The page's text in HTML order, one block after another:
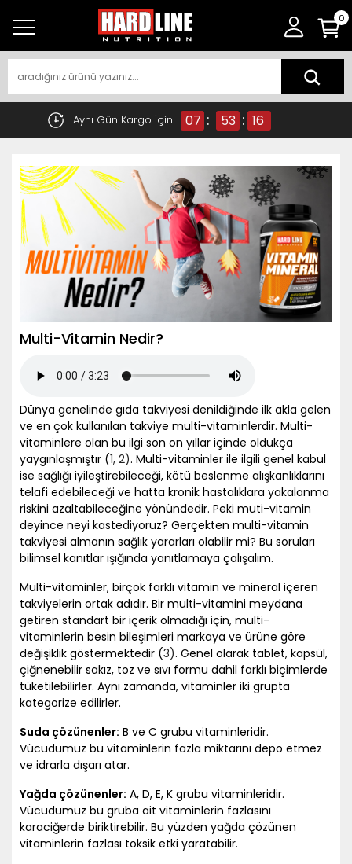
0
Aynı Gün Kargo İçin 07 : 53 : 16
Multi-Vitamin Nedir?
Dünya genelinde gıda takviyesi denildiğinde ilk akla gelen
ve en çok kullanılan takviye multi-vitaminlerdir. Multi-
vitaminlere olan bu ilgi son on yıllar içinde oldukça
yaygınlaşmıştır (1, 2). Multi-vitaminler ile ilgili genel kabul
ise sağlığı iyileştirebileceği, kötü beslenme alışkanlıklarını
telafi edebileceği ve hatta kronik hastalıklara yakalanma
riskini azaltabileceğine yönündedir. Peki muti-vitamin
deyince neyi kastediyoruz? Gerçekten multi-vitamin
takviyesi almanın sağlık yararları olabilir mi? Bu soruları
bilimsel kanıtlar ışığında yanıtlamaya çalışalım.
Multi-vitaminler, birçok farklı vitamin ve mineral içeren
takviyelerin ortak adıdır. Bir multi-vitamini meydana
getiren standart bir içerik olmadığı için, multi-
vitaminlerin besin bileşimleri markaya ve ürüne göre
değişiklik göstermektedir (3). Genel olarak tablet, kapsül,
çiğnenebilir sakız, toz ve sıvı formu dahil farklı biçimlerde
tüketilebilirler. Aynı zamanda, vitaminler iki grupta
kategorize edilirler.
Suda çözünenler: B ve C grubu vitaminleridir.
Vücudumuz bu vitaminlerin fazla miktarını depo etmez
ve idrarla dışarı atar.
Yağda çözünenler: A, D, E, K grubu vitaminleridir.
Vücudumuz bu gruba ait vitaminlerin fazlasını
karaciğerde biriktirebilir. Bu yüzden yağda çözünen
vitaminlerin fazlası toksik etki yaratabilir.